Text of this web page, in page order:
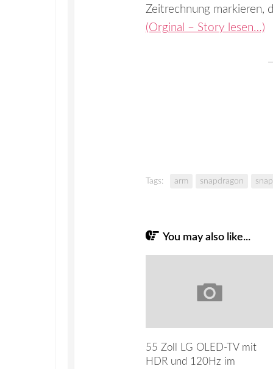
Zeitrechnung markieren,
(Orginal – Story lesen…)
Tags: arm snapdragon
You may also like...
55 Zoll LG OLED-TV mit
HDR und 120Hz im